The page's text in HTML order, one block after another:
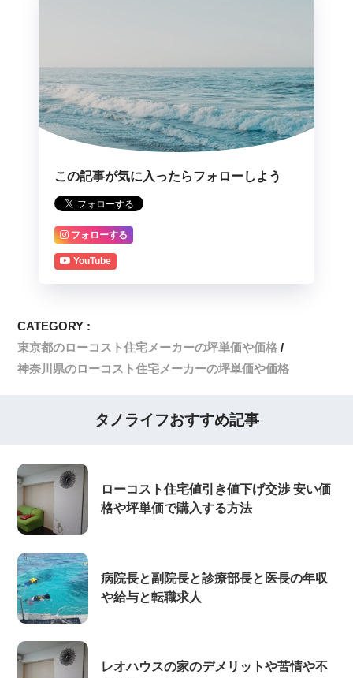
この記事が気に入ったらフォローしよう
フォローする
YouTube
CATEGORY :
東京都のローコスト住宅メーカーの坪単価や価格
神奈川県のローコスト住宅メーカーの坪単価や価格
タノライフおすすめ記事
ローコスト住宅値引き値下げ交渉 安い価
格や坪単価で購入する方法
病院長と副院長と診療部長と医長の年収
や給与と転職求人
レオハウスの家のデメリットや苦情や不